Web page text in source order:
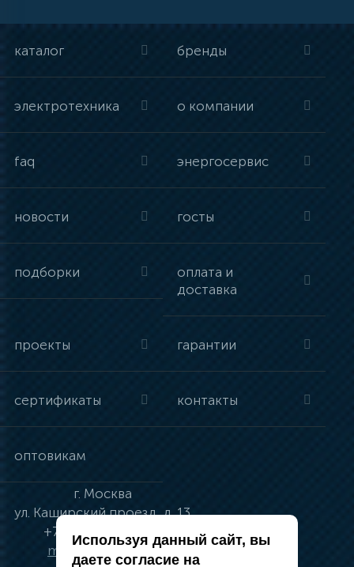
каталог бренды
электротехника о компании
faq энергосервис
новости госты
подборки
оплата и
доставка
проекты гарантии
сертификаты контакты
оптовикам
г. Москва
ул. Каширский проезд, д. 13
+7 (495) 134-41-83
moskva@vincci.ru
Используя данный сайт, вы
даете согласие на